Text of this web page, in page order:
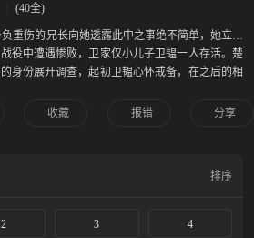
(40全)
重伤的兄长向她透露此中之事绝不简单，她立誓
役中遭遇惨败，卫家仅小儿子卫韫一人存活。楚
身份展开调查，起初卫韫心怀戒备，在之后的相
相，携手守护大好山河。
收藏 报错 分享
排序
2 3 4